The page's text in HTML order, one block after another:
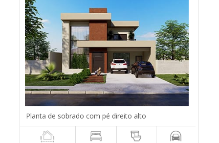
Planta de sobrado com pé direito alto